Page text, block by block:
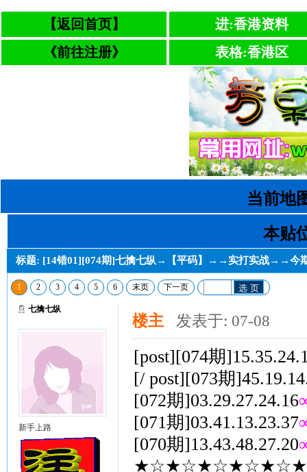
【返回首页】
进:香港资料
《前往注册》
表格:香港区
当前地
本贴
标题: [14错01][074期]七擒七纵→【平码】→→实打实战→→今
1 2 3 4 5 6 末页 下一页 选 页
七擒七纵
新手上路
楼主 发表于: 07-08
[post][074期
[/ post][073期
[072期]03.29.27.24.16
[071期]03.41.13.23.37
[070期]13.43.48.27.20